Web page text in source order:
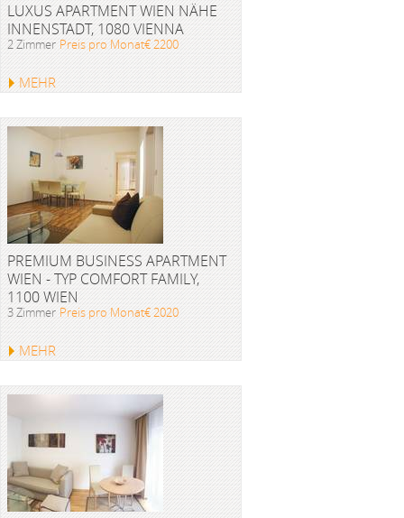
LUXUS APARTMENT WIEN NÄHE
INNENSTADT, 1080 VIENNA
2 Zimmer Preis pro Monat€ 2200
MEHR
PREMIUM BUSINESS APARTMENT
WIEN - TYP COMFORT FAMILY,
1100 WIEN
3 Zimmer Preis pro Monat€ 2020
MEHR